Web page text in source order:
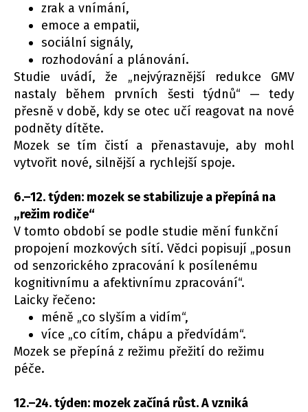
zrak a vnímání,
emoce a empatii,
sociální signály,
rozhodování a plánování.
Studie uvádí, že „nejvýraznější redukce GMV
nastaly během prvních šesti týdnů“ — tedy
přesně v době, kdy se otec učí reagovat na nové
podněty dítěte.
Mozek se tím čistí a přenastavuje, aby mohl
vytvořit nové, silnější a rychlejší spoje.
6.–12. týden: mozek se stabilizuje a přepíná na
„režim rodiče“
V tomto období se podle studie mění funkční
propojení mozkových sítí. Vědci popisují „posun
od senzorického zpracování k posílenému
kognitivnímu a afektivnímu zpracování“.
Laicky řečeno:
méně „co slyším a vidím“,
více „co cítím, chápu a předvídám“.
Mozek se přepíná z režimu přežití do režimu
péče.
12.–24. týden: mozek začíná růst. A vzniká